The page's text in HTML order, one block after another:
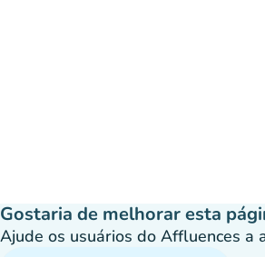
Gostaria de melhorar esta
Ajude os usuários do Affluences a